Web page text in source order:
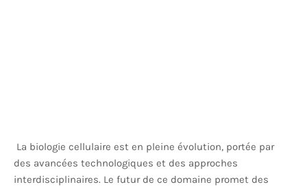
La biologie cellulaire est en pleine évolution, portée par
des avancées technologiques et des approches
interdisciplinaires. Le futur de ce domaine promet des